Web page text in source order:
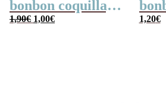
bonbon coquillage
x 5
1,90€ Le
prix
1,00€Le
prix
x2
1,20€